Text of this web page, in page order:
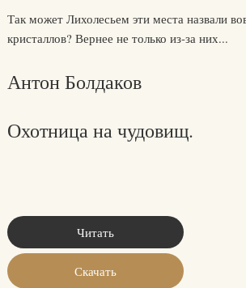
Так может Лихолесьем эти места назвали
кристаллов? Вернее не только из-за них...
Антон Болдаков
Охотница на чудовищ.
Читать
Скачать